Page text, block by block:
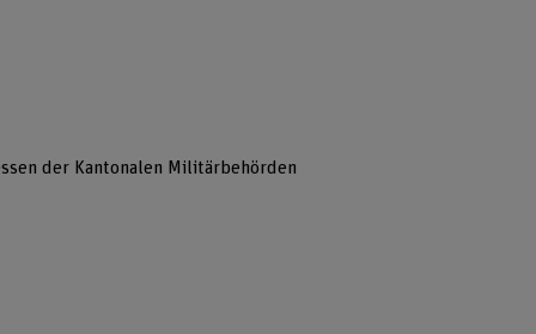
der Kantonalen Militärbehörden